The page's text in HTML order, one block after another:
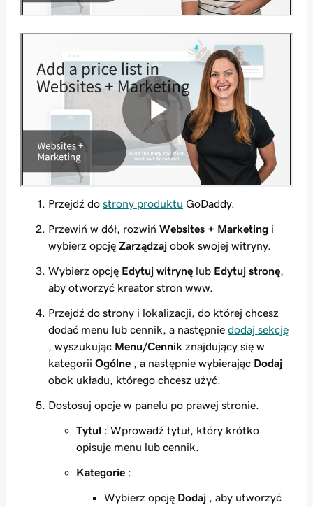
Przejdź do strony produktu GoDaddy.
Przewiń w dół, rozwiń Websites + Marketing i
wybierz opcję Zarządzaj obok swojej witryny.
Wybierz opcję Edytuj witrynę lub Edytuj stronę
aby otworzyć kreator stron www.
Przejdź do strony i lokalizacji, do której chcesz
dodać menu lub cennik, a następnie dodaj sekcję
, wyszukując Menu/Cennik znajdujący się w
kategorii Ogólne , a następnie wybierając Dodaj
obok układu, którego chcesz użyć.
Dostosuj opcje w panelu po prawej stronie.
Tytuł : Wprowadź tytuł, który krótko
opisuje menu lub cennik.
Kategorie :
Wybierz opcję Dodaj , aby utworzyć